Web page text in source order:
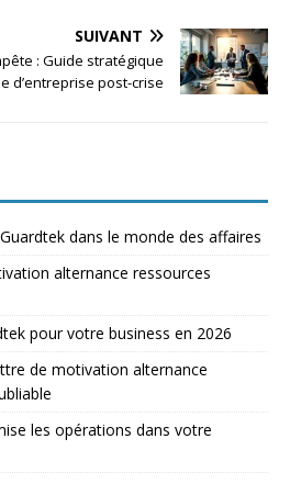
SUIVANT
: Guide stratégique
d’entreprise post-crise
dans le monde des affaires
alternance ressources
pour votre business en 2026
de motivation alternance
les opérations dans votre